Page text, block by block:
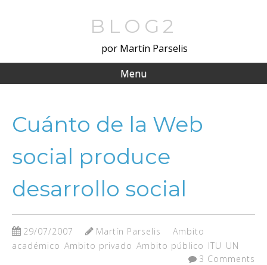
BLOG2
por Martín Parselis
Menu
Cuánto de la Web
social produce
desarrollo social
29/07/2007 Martín Parselis
Ambito
académico Ambito privado Ambito público ITU UN
3 Comments